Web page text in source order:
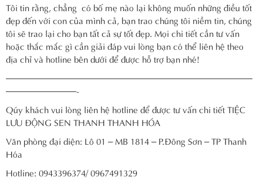
Tôi tin rằng, chẳng có bố mẹ nào lại không muốn những điều tốt
đẹp đến với con của mình cả, bạn trao chúng tôi niềm tin, chúng
tôi sẽ trao lại cho bạn tất cả sự tốt đẹp. Mọi chi tiết cần tư vấn
hoặc thắc mắc gì cần giải đáp vui lòng bạn có thể liên hệ theo
địa chỉ và hotline bên dưới để được hỗ trợ bạn nhé!
————————————————————————————
————————-
Qúy khách vui lòng liên hệ hotline để được tư vấn chi tiết TIỆC
LƯU ĐỘNG SEN THANH THANH HÓA
Văn phòng đại diện: Lô 01 – MB 1814 – P.Đông Sơn – TP Thanh
Hóa
Hotline: 0943396374/ 0967491329